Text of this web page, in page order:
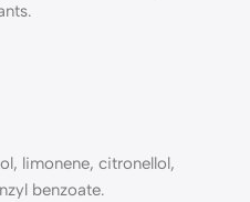
limonene, citronellol,
benzoate.